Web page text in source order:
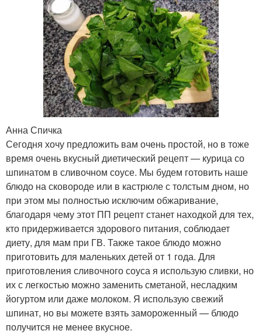
Анна Спичка
Сегодня хочу предложить вам очень простой, но в тоже
время очень вкусный диетический рецепт — курица со
шпинатом в сливочном соусе. Мы будем готовить наше
блюдо на сковороде или в кастрюле с толстым дном, но
при этом мы полностью исключим обжаривание,
благодаря чему этот ПП рецепт станет находкой для тех,
кто придерживается здорового питания, соблюдает
диету, для мам при ГВ. Также такое блюдо можно
приготовить для маленьких детей от 1 года. Для
приготовления сливочного соуса я использую сливки, но
их с легкостью можно заменить сметаной, несладким
йогуртом или даже молоком. Я использую свежий
шпинат, но вы можете взять замороженный — блюдо
получится не менее вкусное.